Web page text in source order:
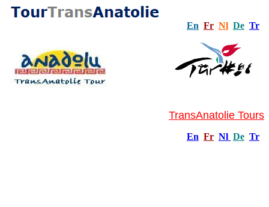
En Fr Nl De Tr
TransAnatolie Tours
En Fr Nl De Tr